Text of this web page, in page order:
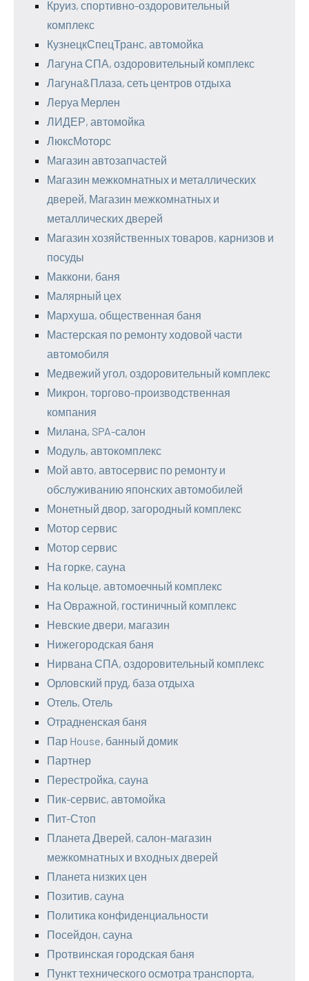
Круиз, спортивно-оздоровительный
комплекс
КузнецкСпецТранс, автомойка
Лагуна СПА, оздоровительный комплекс
Лагуна&Плаза, сеть центров отдыха
Леруа Мерлен
ЛИДЕР, автомойка
ЛюксМоторс
Магазин автозапчастей
Магазин межкомнатных и металлических
дверей, Магазин межкомнатных и
металлических дверей
Магазин хозяйственных товаров, карнизов и
посуды
Маккони, баня
Малярный цех
Мархуша, общественная баня
Мастерская по ремонту ходовой части
автомобиля
Медвежий угол, оздоровительный комплекс
Микрон, торгово-производственная
компания
Милана, SPA-салон
Модуль, автокомплекс
Мой авто, автосервис по ремонту и
обслуживанию японских автомобилей
Монетный двор, загородный комплекс
Мотор сервис
Мотор сервис
На горке, сауна
На кольце, автомоечный комплекс
На Овражной, гостиничный комплекс
Невские двери, магазин
Нижегородская баня
Нирвана СПА, оздоровительный комплекс
Орловский пруд, база отдыха
Отель, Отель
Отрадненская баня
Пар House, банный домик
Партнер
Перестройка, сауна
Пик-сервис, автомойка
Пит-Стоп
Планета Дверей, салон-магазин
межкомнатных и входных дверей
Планета низких цен
Позитив, сауна
Политика конфиденциальности
Посейдон, сауна
Протвинская городская баня
Пункт технического осмотра транспорта,